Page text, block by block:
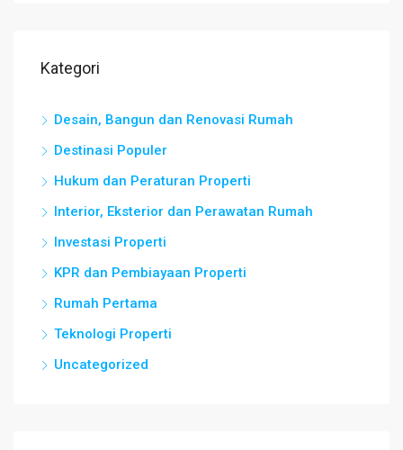
Kategori
Desain, Bangun dan Renovasi Rumah
Destinasi Populer
Hukum dan Peraturan Properti
Interior, Eksterior dan Perawatan Rumah
Investasi Properti
KPR dan Pembiayaan Properti
Rumah Pertama
Teknologi Properti
Uncategorized